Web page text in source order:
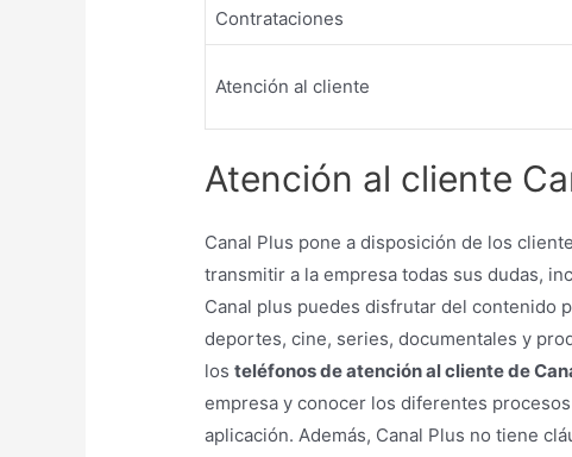
Contrataciones
Atención al cliente
Atención al cliente
Canal Plus pone a disposición de los
transmitir a la empresa todas sus dudas,
Canal plus puedes disfrutar del contenido
deportes, cine, series, documentales y
losteléfonos de atención al cliente de
empresa y conocer los diferentes
aplicación. Además, Canal Plus no tiene